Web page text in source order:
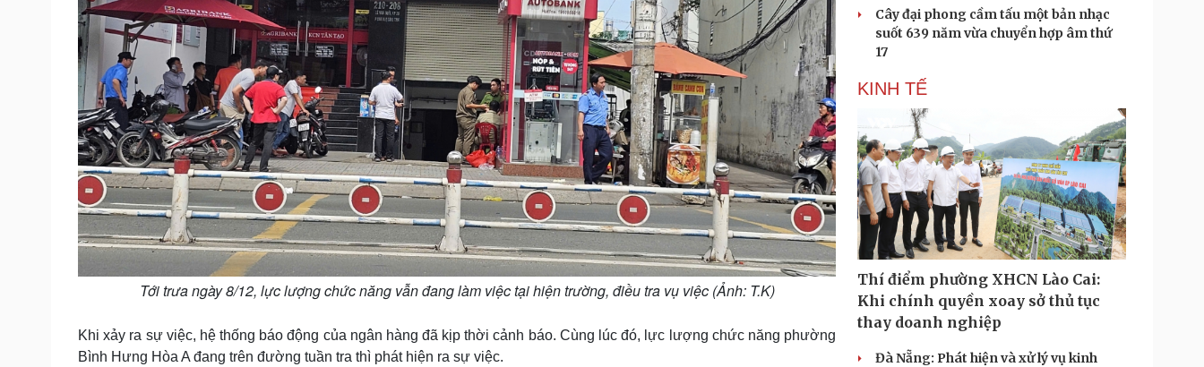
Tới trưa ngày 8/12, lực lượng chức năng vẫn đang làm việc tại hiện trường, điều tra vụ việc (Ảnh: T.K)
Khi xảy ra sự việc, hệ thống báo động của ngân hàng đã kịp thời cảnh báo. Cùng lúc đó, lực lượng chức năng phường
Bình Hưng Hòa A đang trên đường tuần tra thì phát hiện ra sự việc.
Cây đại phong cầm tấu một bản nhạc
suốt 639 năm vừa chuyển hợp âm thứ
17
KINH TẾ
Thí điểm phường XHCN Lào Cai:
Khi chính quyền xoay sở thủ tục
thay doanh nghiệp
Đà Nẵng: Phát hiện và xử lý vụ kinh